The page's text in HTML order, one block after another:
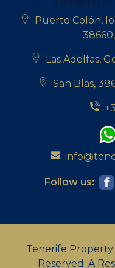
Puerto Colón,
Las Adelfas,
San Blas,
Follow us:
Tenerife Property
Reserved. A